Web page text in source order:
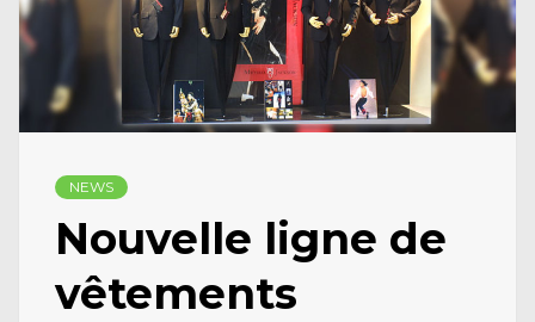
NEWS
Nouvelle ligne de
vêtements